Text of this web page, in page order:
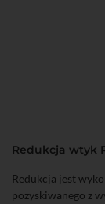
Redukcja wtyk
Redukcja jest
pozyskiwanego z